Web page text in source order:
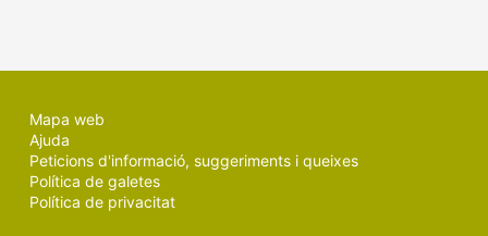
Mapa web
Ajuda
Peticions d'informació, suggeriments i queixes
Política de galetes
Política de privacitat